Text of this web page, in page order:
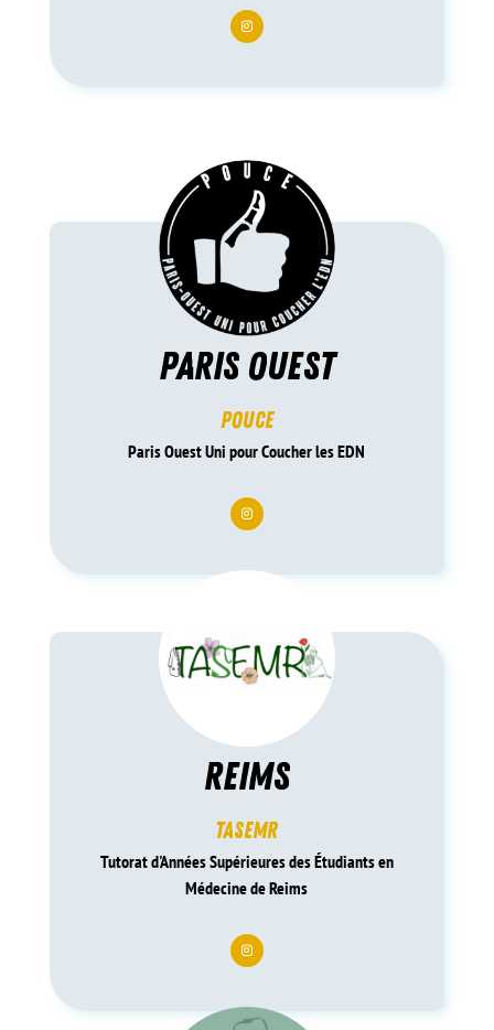
paris ouest
pouce
Paris Ouest Uni pour Coucher les EDN
reims
tasemr
Tutorat d'Années Supérieures des Étudiants en
Médecine de Reims